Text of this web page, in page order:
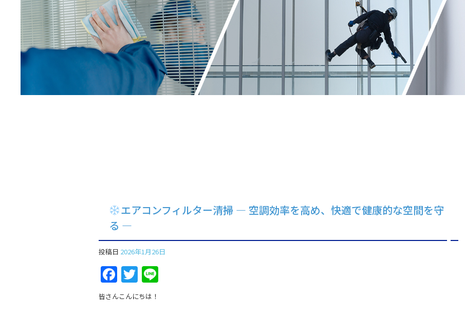
エアコンフィルター清掃 ― 空調効率を高め、快適で健康的な空間を守
る ―
投稿日 2026年1月26日
Facebook
Twitter
皆さんこんにちは！